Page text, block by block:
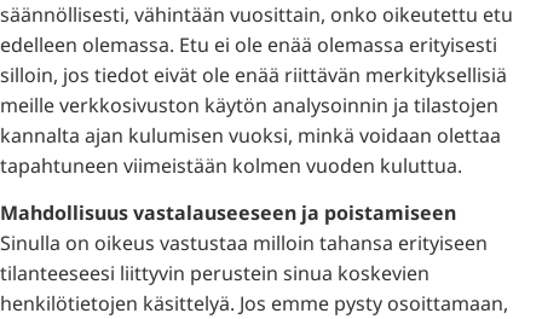
säännöllisesti, vähintään vuosittain, onko oikeutettu etu
edelleen olemassa. Etu ei ole enää olemassa erityisesti
silloin, jos tiedot eivät ole enää riittävän merkityksellisiä
meille verkkosivuston käytön analysoinnin ja tilastojen
kannalta ajan kulumisen vuoksi, minkä voidaan olettaa
tapahtuneen viimeistään kolmen vuoden kuluttua.
Mahdollisuus vastalauseeseen ja poistamiseen
Sinulla on oikeus vastustaa milloin tahansa erityiseen
tilanteeseesi liittyvin perustein sinua koskevien
henkilötietojen käsittelyä. Jos emme pysty osoittamaan,